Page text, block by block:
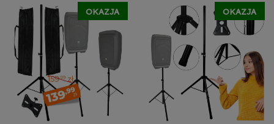
OKAZJA OKAZJA